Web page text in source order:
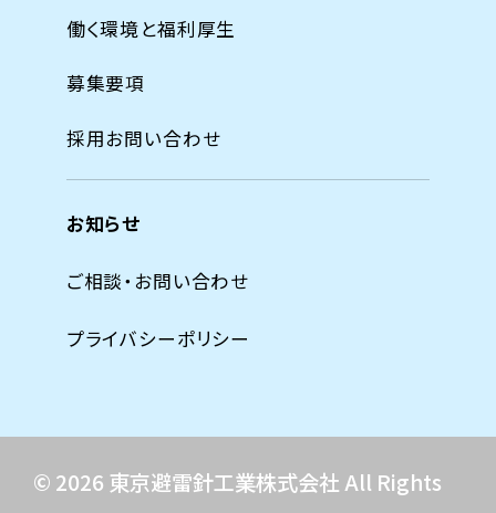
働く環境と福利厚生
募集要項
採用お問い合わせ
お知らせ
ご相談・お問い合わせ
プライバシーポリシー
© 2026 東京避雷針工業株式会社 All Rights